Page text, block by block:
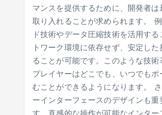
マンスを提供するために、開発者は
取り入れることが求められます。
ド技術やデータ圧縮技術を活用する
トワーク環境に依存せず、安定した
ることが可能です。このような技術
プレイヤーはどこでも、いつでもポ
むことができるようになります。
ーインターフェースのデザインも重